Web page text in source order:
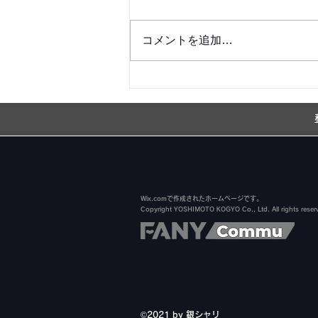
コメントを追加…
Wix.comで作成されたホームページです。
Copyright YOSHIMOTO KOGYO Co., Ltd. All rights
©️2021 by 銀シャリ